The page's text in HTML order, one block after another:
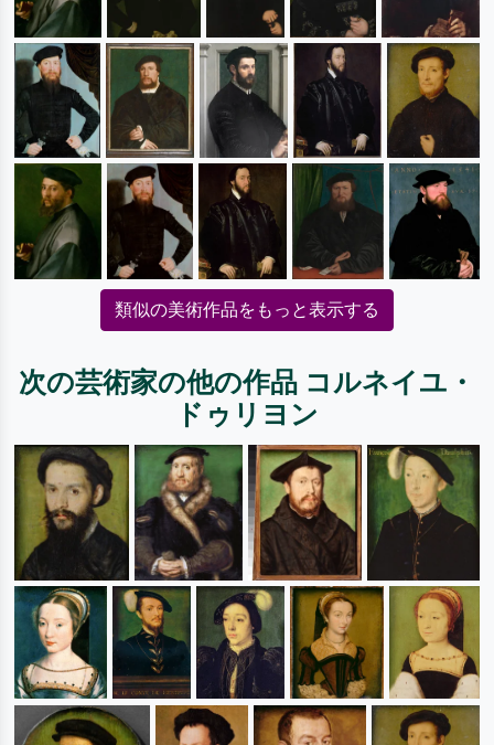
類似の美術作品をもっと表示する
次の芸術家の他の作品 コルネイユ・
ドゥリヨン